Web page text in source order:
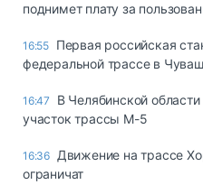
поднимет плату за
16:55 Первая российская
федеральной трассе в
16:47
В Челябинской
участок трассы М-5
16:36 Движение на трассе
ограничат